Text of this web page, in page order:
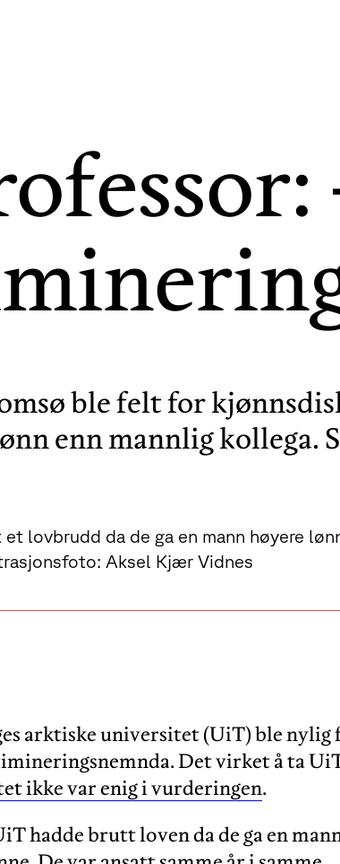
ble felt for
enn mannlig kollega.
lovbrudd da de ga en mann høyere
Aksel Kjær Vidnes
arktiske universitet (UiT) ble nylig
Det virket å ta
ikke var enig i vurderingen.
hadde brutt loven da de ga en